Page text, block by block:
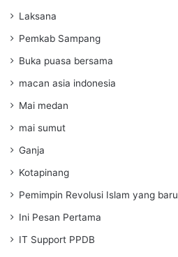
Laksana
Pemkab Sampang
Buka puasa bersama
macan asia indonesia
Mai medan
mai sumut
Ganja
Kotapinang
Pemimpin Revolusi Islam yang baru
Ini Pesan Pertama
IT Support PPDB